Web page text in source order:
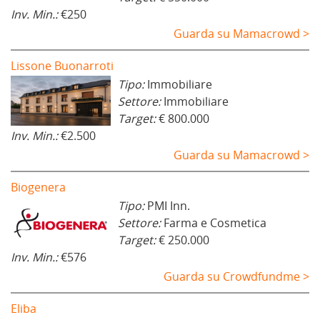
Inv. Min.:€250
Guarda su Mamacrowd >
Lissone Buonarroti
Tipo:Immobiliare
Settore:Immobiliare
Target:€ 800.000
Inv. Min.:€2.500
Guarda su Mamacrowd >
Biogenera
Tipo:PMI Inn.
Settore:Farma e Cosmetica
Target:€ 250.000
Inv. Min.:€576
Guarda su Crowdfundme >
Eliba